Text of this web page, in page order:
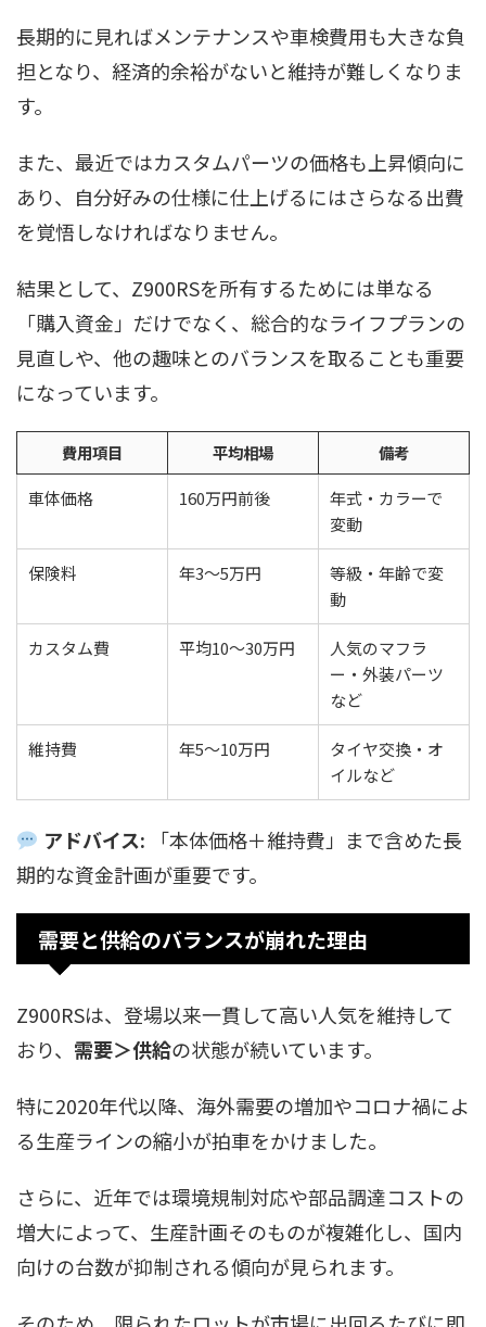
長期的に見ればメンテナンスや車検費用も大きな負
担となり、経済的余裕がないと維持が難しくなりま
す。
また、最近ではカスタムパーツの価格も上昇傾向に
あり、自分好みの仕様に仕上げるにはさらなる出費
を覚悟しなければなりません。
結果として、Z900RSを所有するためには単なる
「購入資金」だけでなく、総合的なライフプランの
見直しや、他の趣味とのバランスを取ることも重要
になっています。
費用項目 平均相場
備考
車体価格
160万円前後
年式・カラーで
変動
保険料 年3〜5万円
等級・年齢で変
動
カスタム費 平均10〜30万円
人気のマフラ
ー・外装パーツ
など
維持費 年5〜10万円
タイヤ交換・オ
イルなど
アドバイス: 「本体価格＋維持費」まで含めた長
期的な資金計画が重要です。
需要と供給のバランスが崩れた理由
Z900RSは、登場以来一貫して高い人気を維持して
おり、 需要＞供給の状態が続いています。
特に2020年代以降、海外需要の増加やコロナ禍によ
る生産ラインの縮小が拍車をかけました。
さらに、近年では環境規制対応や部品調達コストの
増大によって、生産計画そのものが複雑化し、国内
向けの台数が抑制される傾向が見られます。